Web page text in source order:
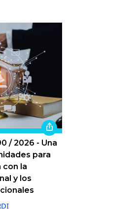
/ 2026 - Una
para
con la
y los